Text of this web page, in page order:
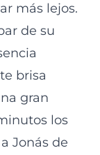
más lejos.
de su
brisa
gran
los
Jonás de